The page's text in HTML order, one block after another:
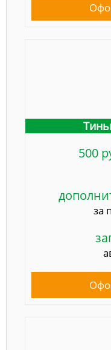
500
за